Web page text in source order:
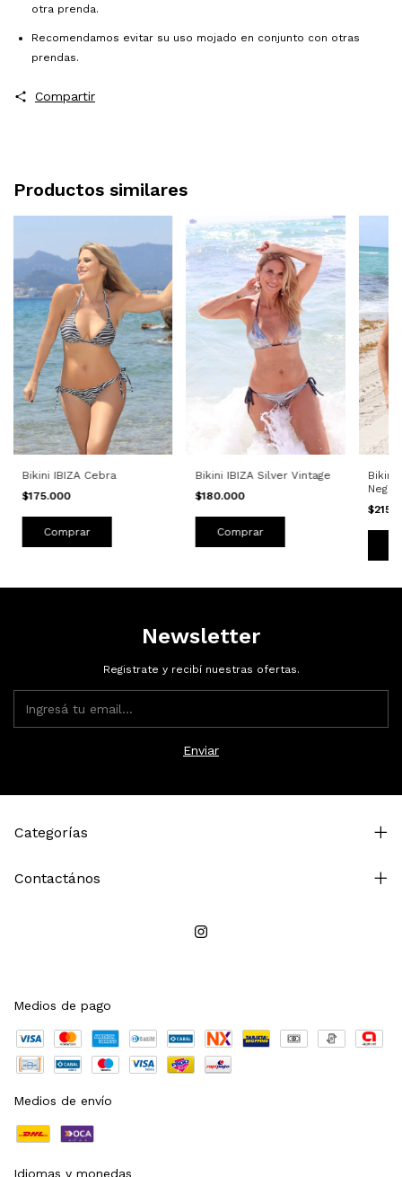
otra prenda.
Recomendamos evitar su uso mojado en conjunto con otras
prendas.
Compartir
Productos similares
Bikini IBIZA Cebra
$175.000
Comprar
Bikini IBIZA Silver Vintage
$180.000
Comprar
Bikini
Negra
Newsletter
Registrate y recibí nuestras ofertas.
Categorías
Contactános
Medios de pago
Medios de envío
Idiomas y monedas